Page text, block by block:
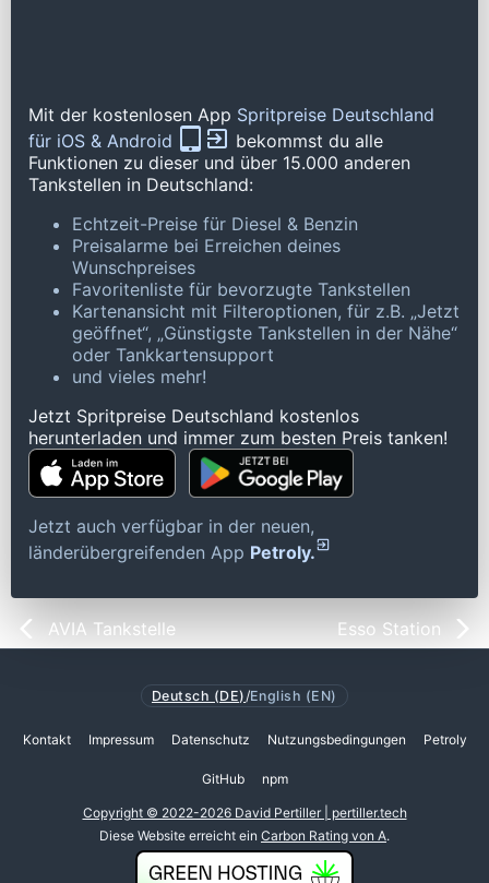
Mit der kostenlosen App Spritpreise Deutschland
für iOS & Android
bekommst du alle
Funktionen zu dieser und über 15.000 anderen
Tankstellen in Deutschland:
Echtzeit-Preise für Diesel & Benzin
Preisalarme bei Erreichen deines
Wunschpreises
Favoritenliste für bevorzugte Tankstellen
Kartenansicht mit Filteroptionen, für z.B. „Jetzt
geöffnet“, „Günstigste Tankstellen in der Nähe“
oder Tankkartensupport
und vieles mehr!
Jetzt Spritpreise Deutschland kostenlos
herunterladen und immer zum besten Preis tanken!
Jetzt auch verfügbar in der neuen,
länderübergreifenden App Petroly.
AVIA Tankstelle Esso Station
Deutsch (DE) /English (EN)
Kontakt Impressum Datenschutz Nutzungsbedingungen Petroly
GitHub npm
Copyright © 2022-2026 David Pertiller | pertiller.tech
Diese Website erreicht ein Carbon Rating von A.